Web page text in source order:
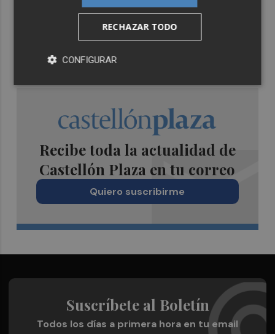
Recibe toda la actualidad de
Castellón Plaza en tu correo
Quiero suscribirme
Suscríbete al Boletín
Todos los días a primera hora en tu email
RECHAZAR TODO
CONFIGURAR